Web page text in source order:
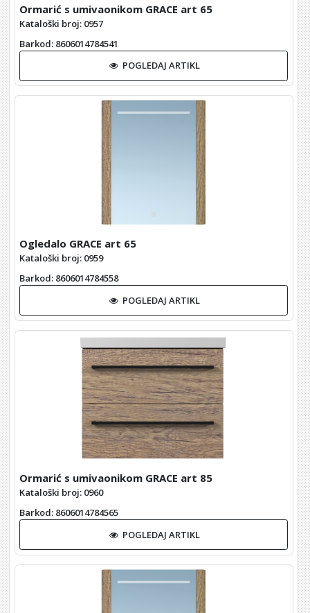
Ormarić s umivaonikom GRACE art 65
Kataloški broj: 0957
Barkod: 8606014784541
POGLEDAJ ARTIKL
Ogledalo GRACE art 65
Kataloški broj: 0959
Barkod: 8606014784558
POGLEDAJ ARTIKL
Ormarić s umivaonikom GRACE art 85
Kataloški broj: 0960
Barkod: 8606014784565
POGLEDAJ ARTIKL